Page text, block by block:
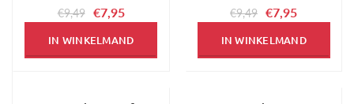
€9,49 €7,95
IN WINKELMAND
€9,49 €7,95
IN WINKELMAND